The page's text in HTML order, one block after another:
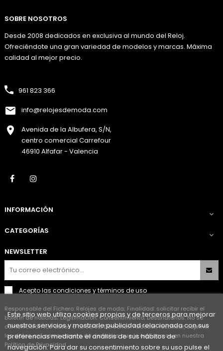
SOBRE NOSOTROS
Desde 2008 dedicados en exclusiva al mundo del Reloj.
Ofreciéndote una gran variedad de modelos y marcas. Máxima
calidad al mejor precio.
961 823 366
info@relojesdemoda.com
Avenida de la Albufera, S/N,
centro comercial Carrefour
46910 Alfafar - Valencia
Facebook
INFORMACIÓN 
CATEGORÍAS 
NEWSLETTER
Acepto las condiciones y términos de uso
Responsable del Fichero: Relojes de moda; Finalidad: solicitar recibir el
boletín de noticias; Legitimación: Consentimiento; Destinatarios: No se
comunicarán los datos a terceros; Derechos: Acceder, rectificar, suprimir
los datos así como el resto de derechos que le explicamos en nuestra
Política de Privacidad.
Este sitio web utiliza cookies propias y de terceros para mejorar
nuestros servicios y mostrarle publicidad relacionada con sus
preferencias mediante el análisis de sus hábitos de
navegación. Para dar su consentimiento sobre su uso pulse el